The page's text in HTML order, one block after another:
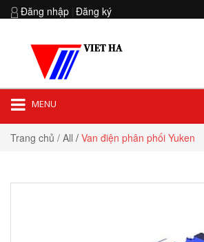
Đăng nhập Đăng ký
Hotline: 0903 852 854
MENU
Trang chủ / All / Van điện phân phối Yuken